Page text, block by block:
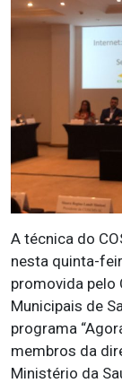
A técnica do
nesta quinta-
promovida pelo
Municipais de
programa
membros da
Ministério da